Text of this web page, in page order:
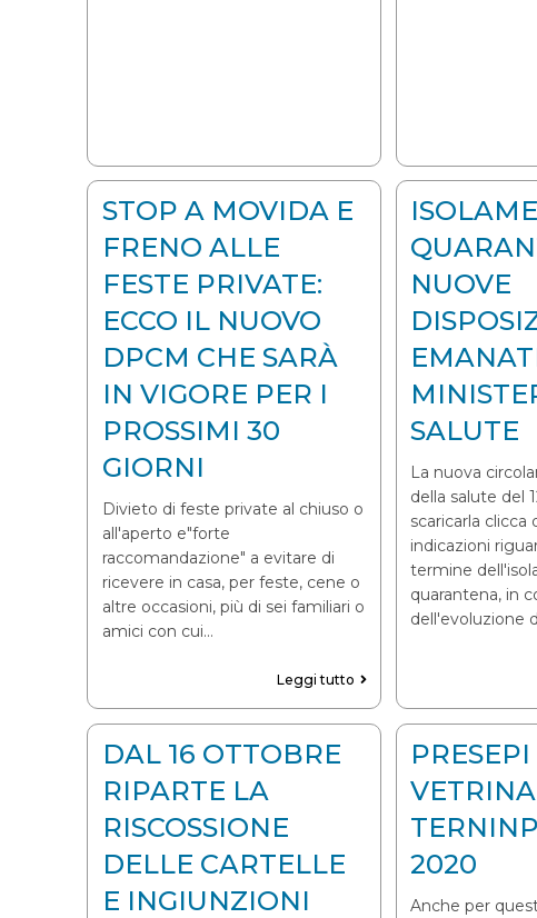
STOP A MOVIDA E
FRENO ALLE
FESTE PRIVATE:
ECCO IL NUOVO
DPCM CHE SARÀ
IN VIGORE PER I
PROSSIMI 30
GIORNI
Divieto di feste private al chiuso o
all'aperto e"forte
raccomandazione" a evitare di
ricevere in casa, per feste, cene o
altre occasioni, più di sei familiari o
amici con cui…
Leggi tutto
NUOVE
SALUTE
La nuova
della salute del
scaricarla clicca
indicazioni
termine
quarantena, in
dell'evoluzione
DAL 16 OTTOBRE
RIPARTE LA
RISCOSSIONE
DELLE CARTELLE
E INGIUNZIONI
2020
Anche per